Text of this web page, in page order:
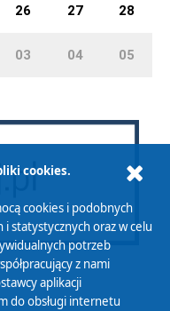
26 27 28
03 04 05
cookies.
cookies i podobnych
statystycznych oraz w celu
potrzeb
z nami
aplikacji
do obsługi internetu